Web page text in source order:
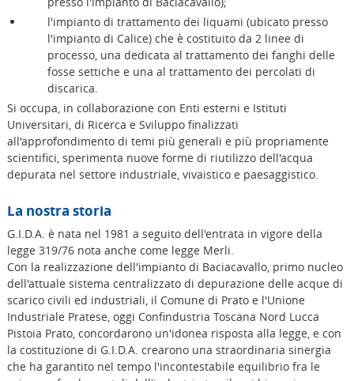
l'impianto di trattamento dei liquami (ubicato presso
l'impianto di Calice) che è costituito da 2 linee di
processo, una dedicata al trattamento dei fanghi delle
fosse settiche e una al trattamento dei percolati di
discarica.
Si occupa, in collaborazione con Enti esterni e Istituti
Universitari, di Ricerca e Sviluppo finalizzati
all'approfondimento di temi più generali e più propriamente
scientifici, sperimenta nuove forme di riutilizzo dell'acqua
depurata nel settore industriale, vivaistico e paesaggistico.
La nostra storia
G.I.D.A. è nata nel 1981 a seguito dell'entrata in vigore della
legge 319/76 nota anche come legge Merli.
Con la realizzazione dell'impianto di Baciacavallo, primo nucleo
dell'attuale sistema centralizzato di depurazione delle acque di
scarico civili ed industriali, il Comune di Prato e l'Unione
Industriale Pratese, oggi Confindustria Toscana Nord Lucca
Pistoia Prato, concordarono un'idonea risposta alla legge, e con
la costituzione di G.I.D.A. crearono una straordinaria sinergia
che ha garantito nel tempo l'incontestabile equilibrio fra le